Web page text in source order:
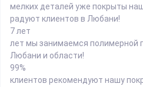
мелких деталей уже покрыты
радуют клиентов в Любани!
7 лет
лет мы занимаемся полимерной
Любани и области!
99%
клиентов рекомендуют нашу